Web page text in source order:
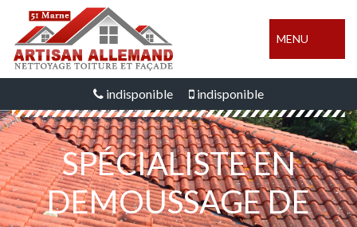
MENU
indisponible indisponible
SPÉCIALISTE EN
DEMOUSSAGE DE